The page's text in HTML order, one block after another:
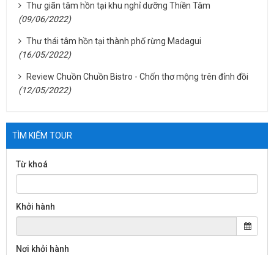
Thư giãn tâm hồn tại khu nghỉ dưỡng Thiền Tâm
(09/06/2022)
Thư thái tâm hồn tại thành phố rừng Madagui
(16/05/2022)
Review Chuồn Chuồn Bistro - Chốn thơ mộng trên đỉnh đồi
(12/05/2022)
TÌM KIẾM TOUR
Từ khoá
Khởi hành
Nơi khởi hành